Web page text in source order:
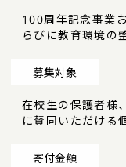
100周年記念事業
らびに教育環境の
募集対象
在校生の保護者様
に賛同いただける
寄付金額